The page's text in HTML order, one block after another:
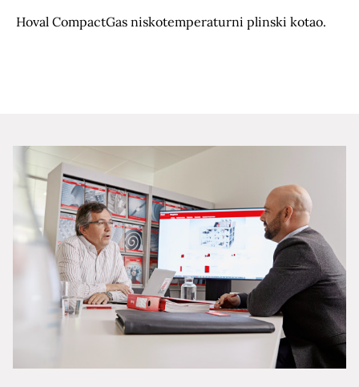
Hoval CompactGas niskotemperaturni plinski kotao.